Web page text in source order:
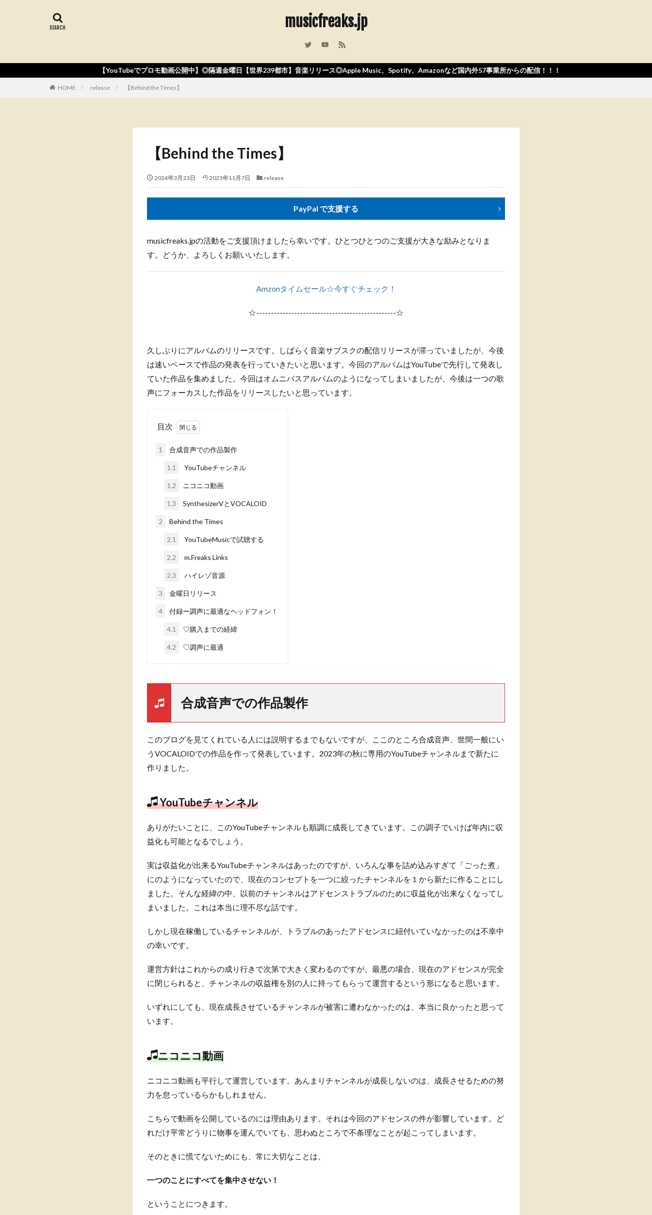
musicfreaks.jp
【YouTubeでプロモ動画公開中】◎隔週金曜日【世界239都市】音楽リリース◎Apple Music、Spotify、Amazonなど国内外57事業所からの配信！！！
HOME release 【Behind the Times】
【Behind the Times】
2024年3月23日 2025年11月7日 release
PayPal で支援する
musicfreaks.jpの活動をご支援頂けましたら幸いです。ひとつひとつのご支援が大きな励みとなりま
す。どうか、よろしくお願いいたします。
Amzonタイムセール☆今すぐチェック！
☆------------------------------------------------☆
久しぶりにアルバムのリリースです。しばらく音楽サブスクの配信リリースが滞っていましたが、今後
は速いペースで作品の発表を行っていきたいと思います。今回のアルバムはYouTubeで先行して発表し
ていた作品を集めました。今回はオムニバスアルバムのようになってしまいましたが、今後は一つの歌
声にフォーカスした作品をリリースしたいと思っています。
目次
1 合成音声での作品製作
1.1 YouTubeチャンネル
1.2 ニコニコ動画
1.3 SynthesizerVとVOCALOID
2 Behind the Times
2.1 YouTubeMusicで試聴する
2.2 m.Freaks Links
2.3 ハイレゾ音源
3 金曜日リリース
4 付録ー調声に最適なヘッドフォン！
4.1 ♡購入までの経緯
4.2 ♡調声に最適
合成音声での作品製作
このブログを見てくれている人には説明するまでもないですが、ここのところ合成音声、世間一般にい
うVOCALOIDでの作品を作って発表しています。2023年の秋に専用のYouTubeチャンネルまで新たに
作りました。
YouTubeチャンネル
ありがたいことに、このYouTubeチャンネルも順調に成長してきています。この調子でいけば年内に収
益化も可能となるでしょう。
実は収益化が出来るYouTubeチャンネルはあったのですが、いろんな事を詰め込みすぎて「ごった煮」
にのようになっていたので、現在のコンセプトを一つに絞ったチャンネルを１から新たに作ることにし
ました。そんな経緯の中、以前のチャンネルはアドセンストラブルのために収益化が出来なくなってし
まいました。これは本当に理不尽な話です。
しかし現在稼働しているチャンネルが、トラブルのあったアドセンスに紐付いていなかったのは不幸中
の幸いです。
運営方針はこれからの成り行きで次第で大きく変わるのですが、最悪の場合、現在のアドセンスが完全
に閉じられると、チャンネルの収益権を別の人に持ってもらって運営するという形になると思います。
いずれにしても、現在成長させているチャンネルが被害に遭わなかったのは、本当に良かったと思って
います。
ニコニコ動画
ニコニコ動画も平行して運営しています。あんまりチャンネルが成長しないのは、成長させるための努
力を怠っているらかもしれません。
こちらで動画を公開しているのには理由あります。それは今回のアドセンスの件が影響しています。ど
れだけ平常どうりに物事を運んでいても、思わぬところで不条理なことが起こってしまいます。
そのときに慌てないためにも、常に大切なことは、
一つのことにすべてを集中させない！
ということにつきます。